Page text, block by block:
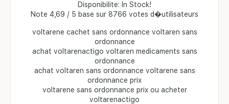
Disponibilite: In Stock!
Note 4,69 / 5 base sur 8766 votes d�utilisateurs
voltarene cachet sans ordonnance voltaren sans
ordonnance
achat voltarenactigo voltaren medicaments sans
ordonnance
achat voltaren sans ordonnance voltarene sans
ordonnance prix
voltarene sans ordonnance prix ou acheter
voltarenactigo